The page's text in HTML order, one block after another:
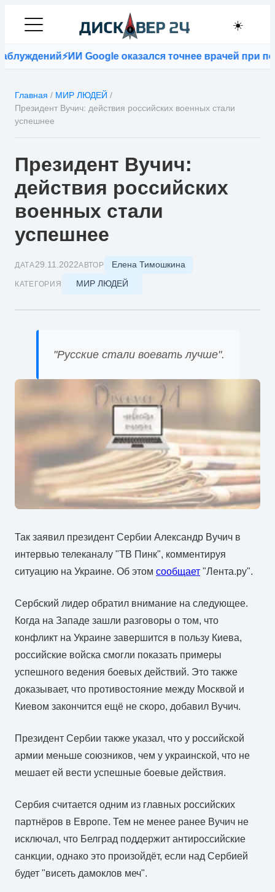
☀️
⚡ИИ Google оказался точнее врачей при
Главная / МИР ЛЮДЕЙ /
Президент Вучич: действия российских военных стали
успешнее
Президент Вучич:
действия российских
военных стали
успешнее
ДАТА29.11.2022АВТОР Елена Тимошкина
КАТЕГОРИЯ МИР ЛЮДЕЙ
"Русские стали воевать лучше".
Так заявил президент Сербии Александр Вучич в
интервью телеканалу "ТВ Пинк", комментируя
ситуацию на Украине. Об этом сообщает "Лента.ру".
Сербский лидер обратил внимание на следующее.
Когда на Западе зашли разговоры о том, что
конфликт на Украине завершится в пользу Киева,
российские войска смогли показать примеры
успешного ведения боевых действий. Это также
доказывает, что противостояние между Москвой и
Киевом закончится ещё не скоро, добавил Вучич.
Президент Сербии также указал, что у российской
армии меньше союзников, чем у украинской, что не
мешает ей вести успешные боевые действия.
Сербия считается одним из главных российских
партнёров в Европе. Тем не менее ранее Вучич не
исключал, что Белград поддержит антироссийские
санкции, однако это произойдёт, если над Сербией
будет "висеть дамоклов меч".